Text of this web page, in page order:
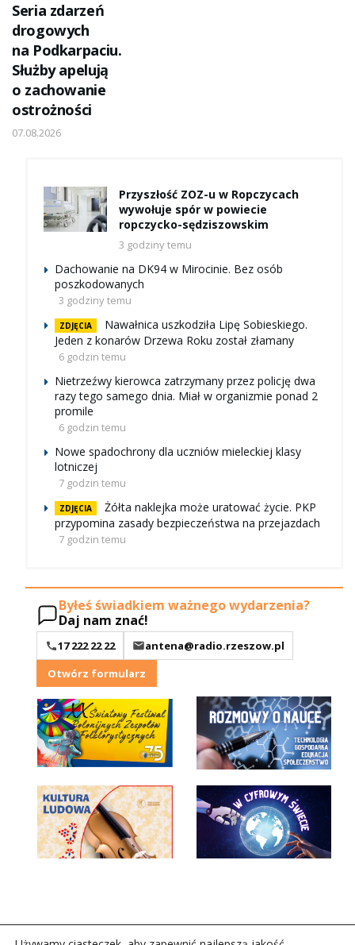
Seria zdarzeń
drogowych
na Podkarpaciu.
Służby apelują
o zachowanie
ostrożności
07.08.2026
Przyszłość ZOZ-u w Ropczycach
wywołuje spór w powiecie
ropczycko-sędziszowskim
3 godziny temu
Dachowanie na DK94 w Mirocinie. Bez osób
poszkodowanych
3 godziny temu
ZDJĘCIA
Nawałnica uszkodziła Lipę Sobieskiego.
Jeden z konarów Drzewa Roku został złamany
6 godzin temu
Nietrzeźwy kierowca zatrzymany przez policję dwa
razy tego samego dnia. Miał w organizmie ponad 2
promile
6 godzin temu
Nowe spadochrony dla uczniów mieleckiej klasy
lotniczej
7 godzin temu
ZDJĘCIA
Żółta naklejka może uratować życie. PKP
przypomina zasady bezpieczeństwa na przejazdach
7 godzin temu
Byłeś świadkiem ważnego wydarzenia?
Daj nam znać!
17 222 22 22
antena@radio.rzeszow.pl
Otwórz formularz